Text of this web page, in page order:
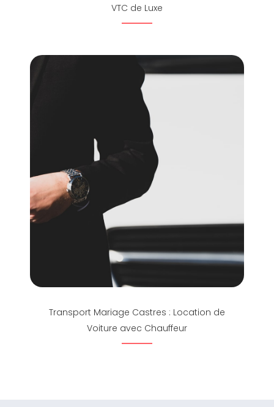
VTC de Luxe
Transport Mariage Castres : Location de
Voiture avec Chauffeur